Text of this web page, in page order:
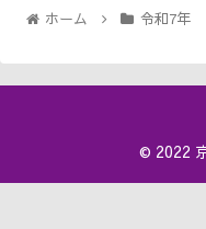
ホーム 令和7年
© 2022